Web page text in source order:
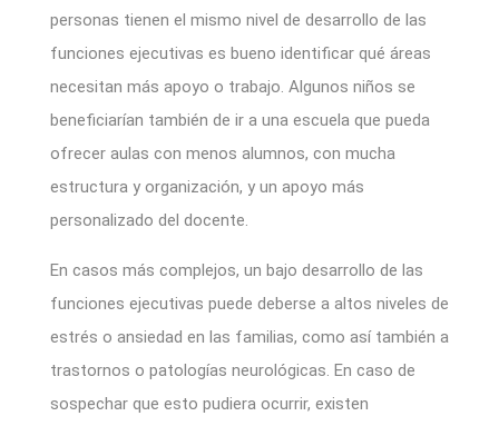
personas tienen el mismo nivel de desarrollo de las
funciones ejecutivas es bueno identificar qué áreas
necesitan más apoyo o trabajo. Algunos niños se
beneficiarían también de ir a una escuela que pueda
ofrecer aulas con menos alumnos, con mucha
estructura y organización, y un apoyo más
personalizado del docente.
En casos más complejos, un bajo desarrollo de las
funciones ejecutivas puede deberse a altos niveles de
estrés o ansiedad en las familias, como así también a
trastornos o patologías neurológicas. En caso de
sospechar que esto pudiera ocurrir, existen